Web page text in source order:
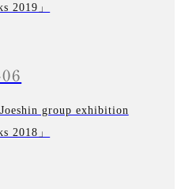
2019」
group exhibition
2018」